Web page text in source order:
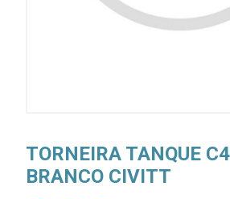
TORNEIRA TANQUE
BRANCO CIVITT